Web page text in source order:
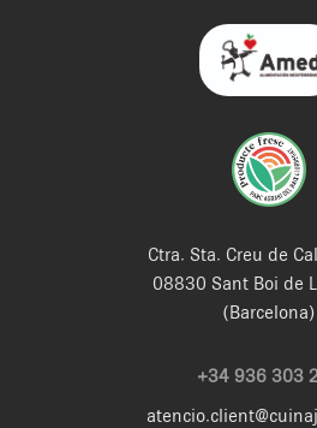
Ctra. Sta. Creu de
08830 Sant Boi de
(Barcelona)
+34 936 303